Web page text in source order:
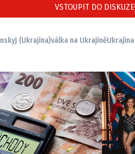
VSTOUPIT DO DISKUZE
(Ukrajina)válka na UkrajiněUkrajina